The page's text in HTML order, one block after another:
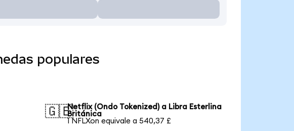
populares
🇬🇧Netflix (Ondo Tokenized) a Libra Esterlina
Británica
1 NFLXon equivale a 540,37 £